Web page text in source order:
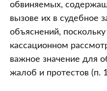
обвиняемых,
вызове их в судебное
объяснений, поскольку
кассационном
важное значение для
жалоб и протестов (п.